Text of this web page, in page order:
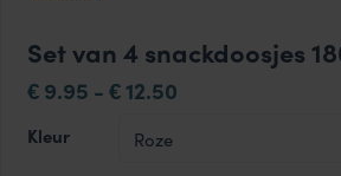
Set van 4 snackdoosjes
€ 9.95 - €12.50Prijsklasse:
Kleur